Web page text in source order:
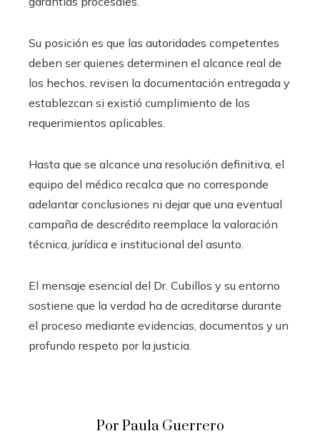
Su posición es que las autoridades competentes
deben ser quienes determinen el alcance real de
los hechos, revisen la documentación entregada y
establezcan si existió cumplimiento de los
requerimientos aplicables.
Hasta que se alcance una resolución definitiva, el
equipo del médico recalca que no corresponde
adelantar conclusiones ni dejar que una eventual
campaña de descrédito reemplace la valoración
técnica, jurídica e institucional del asunto.
El mensaje esencial del Dr. Cubillos y su entorno
sostiene que la verdad ha de acreditarse durante
el proceso mediante evidencias, documentos y un
profundo respeto por la justicia.
Por Paula Guerrero